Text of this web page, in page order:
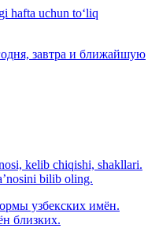
hafta uchun to‘liq
завтра и ближайшую
kelib chiqishi, shakllari.
bilib oling.
узбекских имён.
близких.